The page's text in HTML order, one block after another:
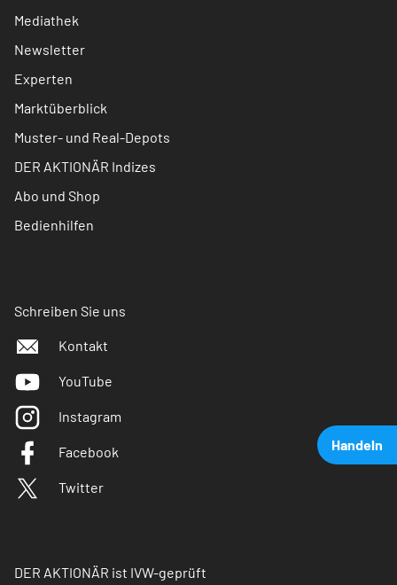
Handeln
Mediathek
Newsletter
Experten
Marktüberblick
Muster- und Real-Depots
DER AKTIONÄR Indizes
Abo und Shop
Bedienhilfen
Schreiben Sie uns
Kontakt
YouTube
Instagram
Facebook
Twitter
DER AKTIONÄR ist IVW-geprüft